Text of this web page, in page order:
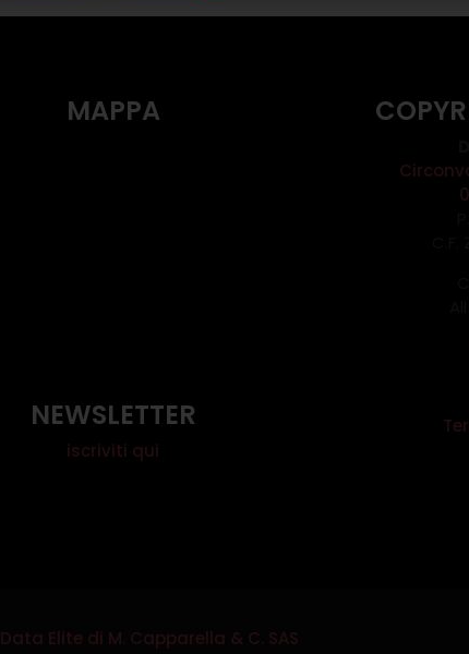
MAPPA
NEWSLETTER
iscriviti qui
Data Elite di M. Capparella & C. SAS